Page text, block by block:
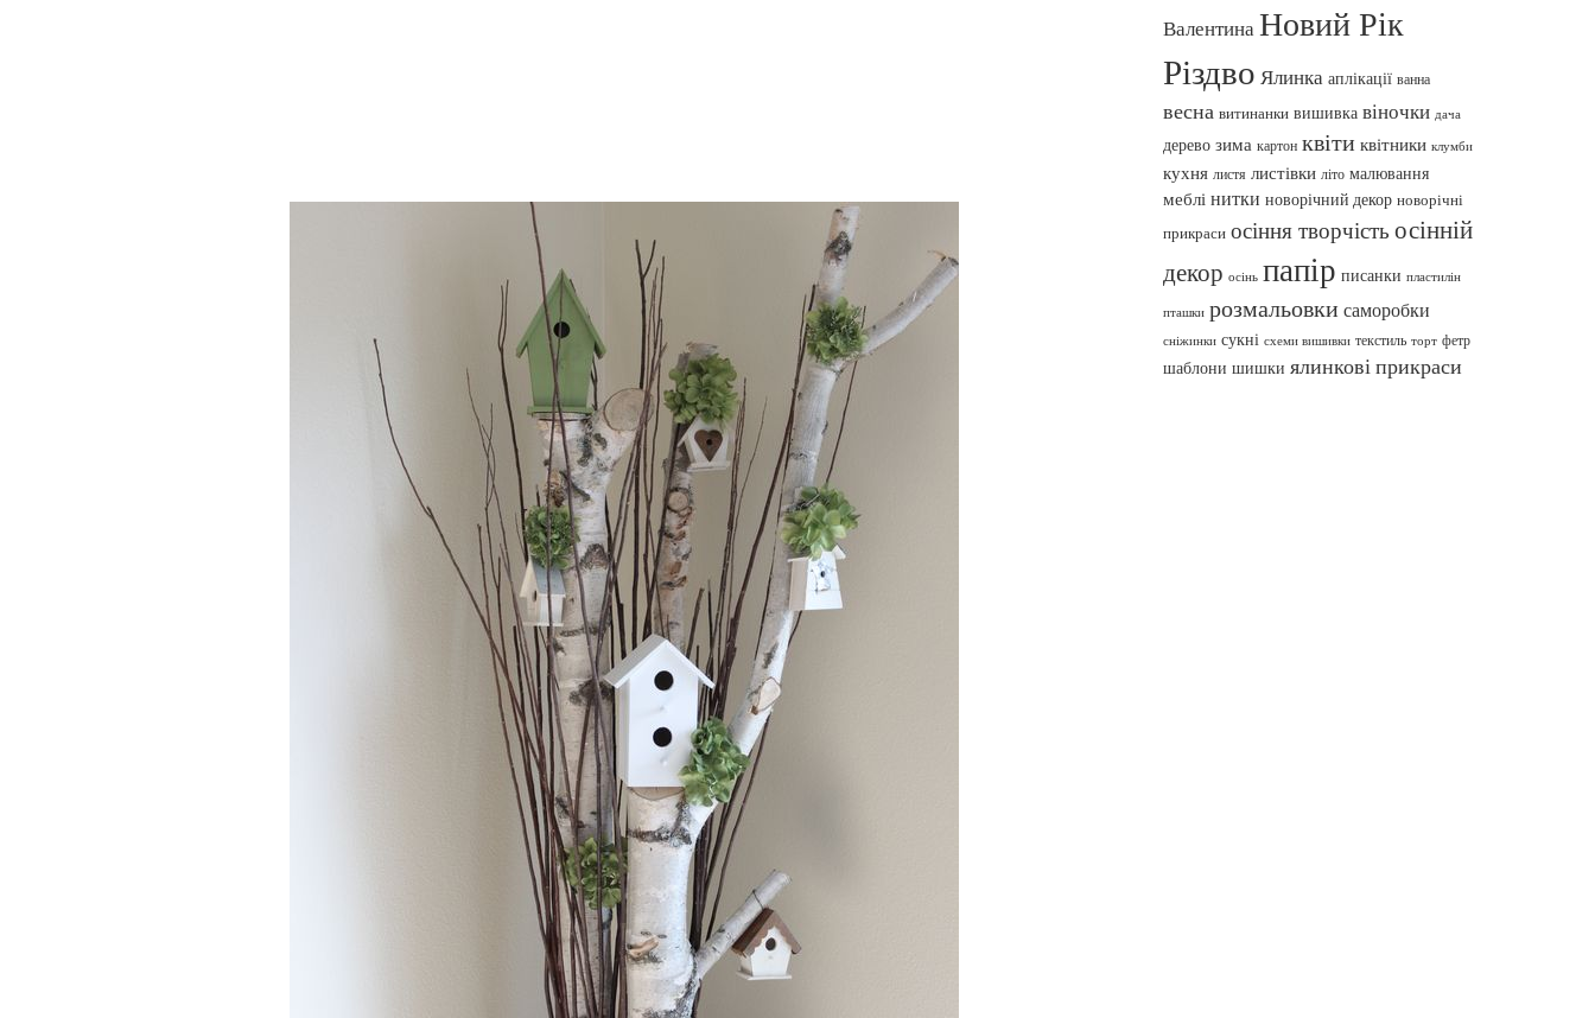
ВалентинаНовий Рік
Різдво Ялинка аплікації ванна
весна витинанки вишивка віночки дача
дерево зима картон квіти квітники клумби
кухня листя листівки літо малювання
меблі нитки новорічний декор новорічні
прикраси осіння творчість осінній
декор осінь папір писанки пластилін
пташки розмальовки саморобки
сніжинки сукні схеми вишивки текстиль торт фетр
шаблони шишки ялинкові прикраси